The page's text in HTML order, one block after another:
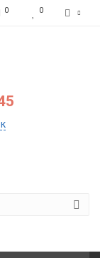
0 0